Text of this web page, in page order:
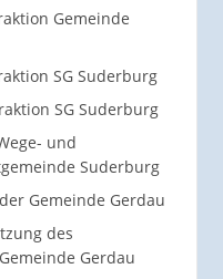
Gemeinde
SG Suderburg
SG Suderburg
und
Suderburg
Gemeinde Gerdau
des
Gerdau